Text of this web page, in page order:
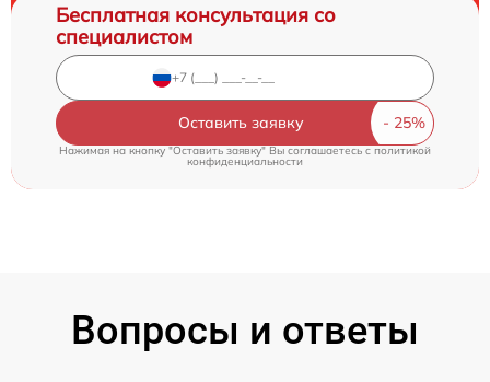
Бесплатная консультация со
специалистом
Оставить заявку
Нажимая на кнопку "Оставить заявку" Вы соглашаетесь cполитикой
конфиденциальности
Вопросы и ответы